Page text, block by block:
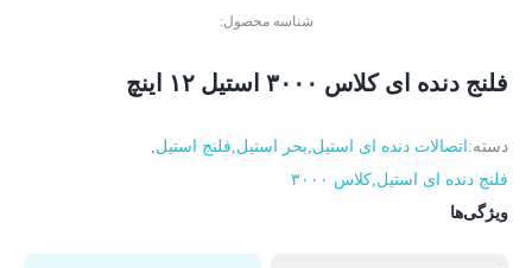
شناسه محصول:
فلنج دنده‌ ای کلاس ۳۰۰۰ استیل ۱۲ اینچ
دسته: اتصالات دنده ای استیل,بحر استیل,فلنج استیل,
فلنج دنده ای استیل,کلاس ۳۰۰۰
ویژگی‌ها